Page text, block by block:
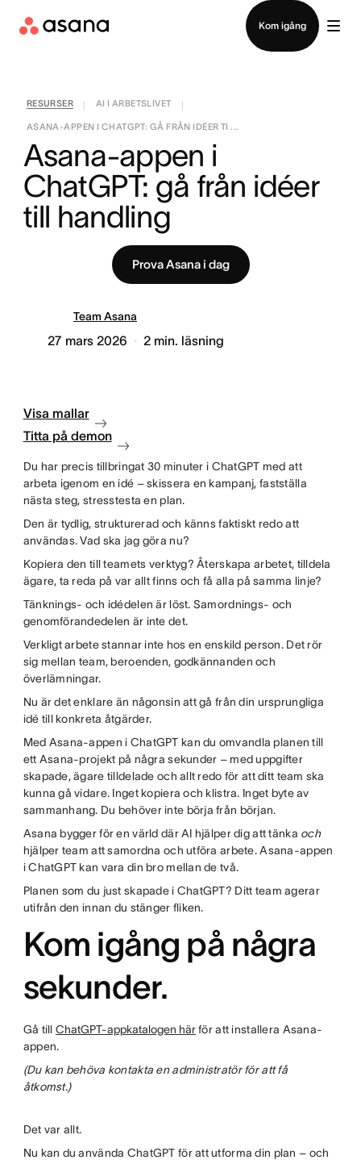
Kom igång
RESURSER AI I ARBETSLIVET
ASANA-APPEN I CHATGPT: GÅ FRÅN IDÉER TI ...
Asana-appen i
ChatGPT: gå från idéer
till handling
Prova Asana i dag
Team Asana
27 mars 2026 2 min. läsning
Visa mallar
Titta på demon
Du har precis tillbringat 30 minuter i ChatGPT med att
arbeta igenom en idé – skissera en kampanj, fastställa
nästa steg, stresstesta en plan.
Den är tydlig, strukturerad och känns faktiskt redo att
användas. Vad ska jag göra nu?
Kopiera den till teamets verktyg? Återskapa arbetet, tilldela
ägare, ta reda på var allt finns och få alla på samma linje?
Tänknings- och idédelen är löst. Samordnings- och
genomförandedelen är inte det.
Verkligt arbete stannar inte hos en enskild person. Det rör
sig mellan team, beroenden, godkännanden och
överlämningar.
Nu är det enklare än någonsin att gå från din ursprungliga
idé till konkreta åtgärder.
Med Asana-appen i ChatGPT kan du omvandla planen till
ett Asana-projekt på några sekunder – med uppgifter
skapade, ägare tilldelade och allt redo för att ditt team ska
kunna gå vidare. Inget kopiera och klistra. Inget byte av
sammanhang. Du behöver inte börja från början.
Asana bygger för en värld där AI hjälper dig att tänka och
hjälper team att samordna och utföra arbete. Asana-appen
i ChatGPT kan vara din bro mellan de två.
Planen som du just skapade i ChatGPT? Ditt team agerar
utifrån den innan du stänger fliken.
Kom igång på några
sekunder.
Gå till ChatGPT-appkatalogen härför att installera Asana-
appen.
(Du kan behöva kontakta en administratör för att få
åtkomst.)
Det var allt.
Nu kan du använda ChatGPT för att utforma din plan – och